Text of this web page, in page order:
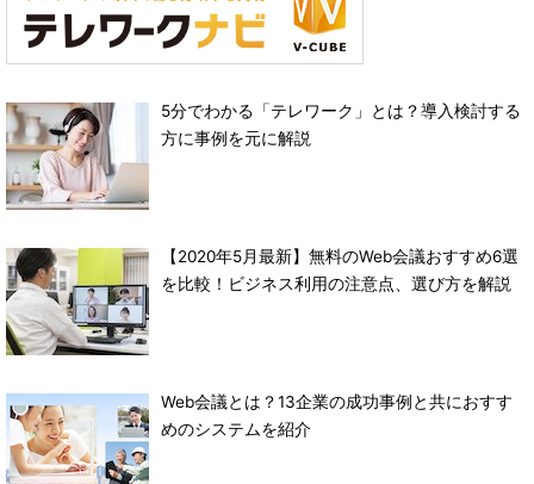
5分でわかる「テレワーク」とは？導入検討する
方に事例を元に解説
【2020年5月最新】無料のWeb会議おすすめ6選
を比較！ビジネス利用の注意点、選び方を解説
Web会議とは？13企業の成功事例と共におすす
めのシステムを紹介